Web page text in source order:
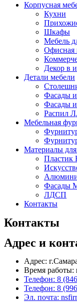
Корпусная
Кухни
Шкафы
Мебель
Офисная
Декор в
Детали мебели
Фасады
Фасады
Распил
Мебельная
Материалы
Пластик
Фасады
ЛДСП
Контакты
Контакты
Адрес и
Адрес:
Время работы:
Телефон: 8
Телефон: 8
Эл. почта: